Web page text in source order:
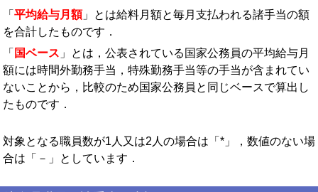
「 平均給与月額」とは給料月額と毎月支払われる諸手当の額
を合計したものです．
「 国ベース 」とは，公表されている国家公務員の平均給与月
額には時間外勤務手当，特殊勤務手当等の手当が含まれてい
ないことから，比較のため国家公務員と同じベースで算出し
たものです．
対象となる職員数が1人又は2人の場合は「*」，数値のない場
合は「－」としています．